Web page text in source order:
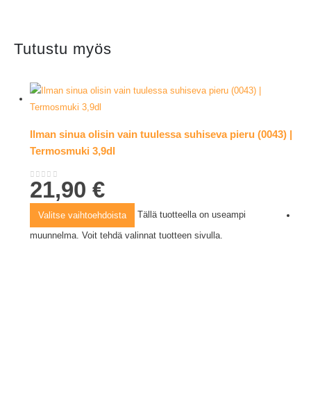
Tutustu myös
Ilman sinua olisin vain tuulessa suhiseva pieru (0043) |
Termosmuki 3,9dl
0out of 5
21,90€
Valitse vaihtoehdoista Tällä tuotteella on useampi
muunnelma. Voit tehdä valinnat tuotteen sivulla.